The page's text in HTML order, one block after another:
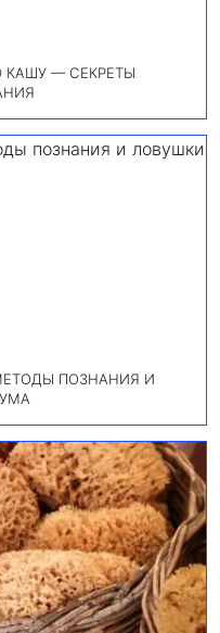
КАШУ — СЕКРЕТЫ
ПОЗНАНИЯ И